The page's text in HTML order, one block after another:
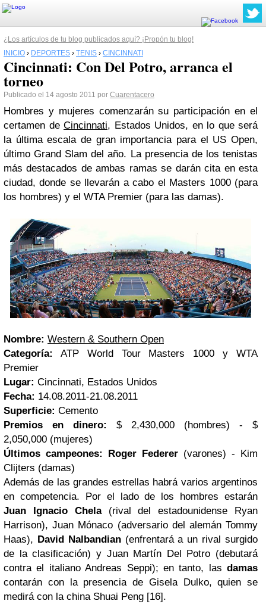
¿Los artículos de tu blog publicados aquí? ¡Propón tu blog!
INICIO › DEPORTES › TENIS › CINCINNATI
Cincinnati: Con Del Potro, arranca el
torneo
Publicado el 14 agosto 2011 por Cuarentacero
Hombres y mujeres comenzarán su participación en el
certamen de Cincinnati, Estados Unidos, en lo que será
la última escala de gran importancia para el US Open,
último Grand Slam del año. La presencia de los tenistas
más destacados de ambas ramas se darán cita en esta
ciudad, donde se llevarán a cabo el Masters 1000 (para
los hombres) y el WTA Premier (para las damas).
Nombre: Western & Southern Open
Categoría:
ATP World Tour Masters 1000 y WTA
Premier
Lugar: Cincinnati, Estados Unidos
Fecha: 14.08.2011-21.08.2011
Superficie: Cemento
Premios en dinero:
$ 2,430,000 (hombres) - $
2,050,000 (mujeres)
Últimos campeones: Roger Federer (varones) - Kim
Clijters (damas)
Además de las grandes estrellas habrá varios argentinos
en competencia. Por el lado de los hombres estarán
Juan Ignacio Chela(rival del estadounidense Ryan
Harrison), Juan Mónaco (adversario del alemán Tommy
Haas), David Nalbandian(enfrentará a un rival surgido
de la clasificación) y Juan Martín Del Potro (debutará
contra el italiano Andreas Seppi); en tanto, las damas
contarán con la presencia de Gisela Dulko, quien se
medirá con la china Shuai Peng [16].